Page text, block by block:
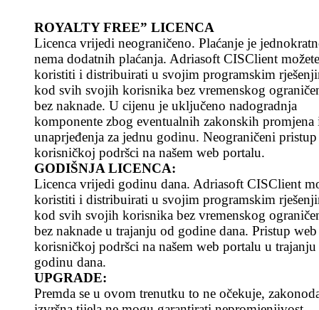
ROYALTY FREE” LICENCA
Licenca vrijedi neograničeno. Plaćanje je
nema dodatnih plaćanja. Adriasoft CISClient možete
koristiti i distribuirati u svojim programskim
kod svih svojih korisnika bez vremenskog
bez naknade. U cijenu je uključeno nadogradnja
komponente zbog eventualnih zakonskih promjena
unaprjeđenja za jednu godinu. Neograničeni
korisničkoj podršci na našem web portalu.
GODIŠNJA LICENCA:
Licenca vrijedi godinu dana. Adriasoft CISClient
koristiti i distribuirati u svojim programskim
kod svih svojih korisnika bez vremenskog
bez naknade u trajanju od godine dana. Pristup web
korisničkoj podršci na našem web portalu u
godinu dana.
UPGRADE:
Premda se u ovom trenutku to ne očekuje,